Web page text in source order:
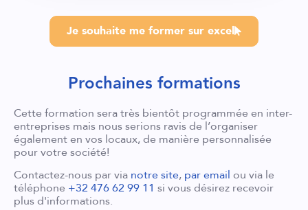
Je souhaite me former sur excel
Prochaines formations
Cette formation sera très bientôt programmée en inter-
entreprises mais nous serions ravis de l’organiser
également en vos locaux, de manière personnalisée
pour votre société!
Contactez-nous par via notre site, par email ou via le
téléphone +32 476 62 99 11 si vous désirez recevoir
plus d'informations.